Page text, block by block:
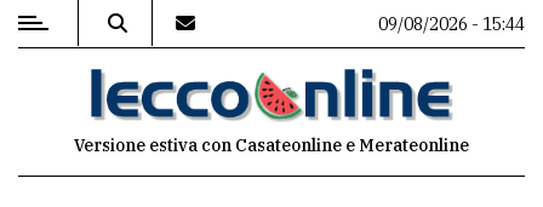
MENU
09/08/2026 - 15:44
Versione estiva con Casateonline e Merateonline